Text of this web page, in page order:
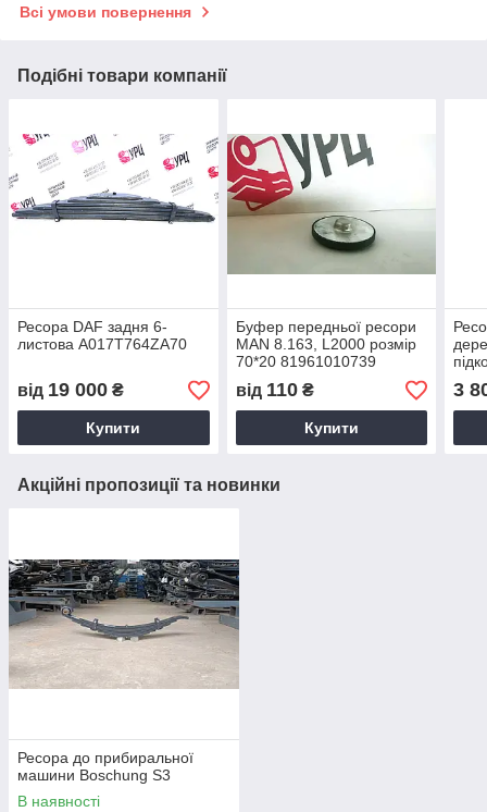
Всі умови повернення
Подібні товари компанії
Ресора DAF задня 6-
листова A017T764ZA70
від 19 000 ₴
Купити
Буфер передньої ресори
MAN 8.163, L2000 розмір
70*20 81961010739
від 110₴
Купити
3
Акційні пропозиції та новинки
Ресора до прибиральної
машини Boschung S3
В наявності